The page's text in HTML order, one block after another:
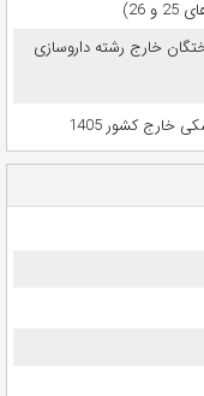
خارج رشته داروسازی
کشور 1405